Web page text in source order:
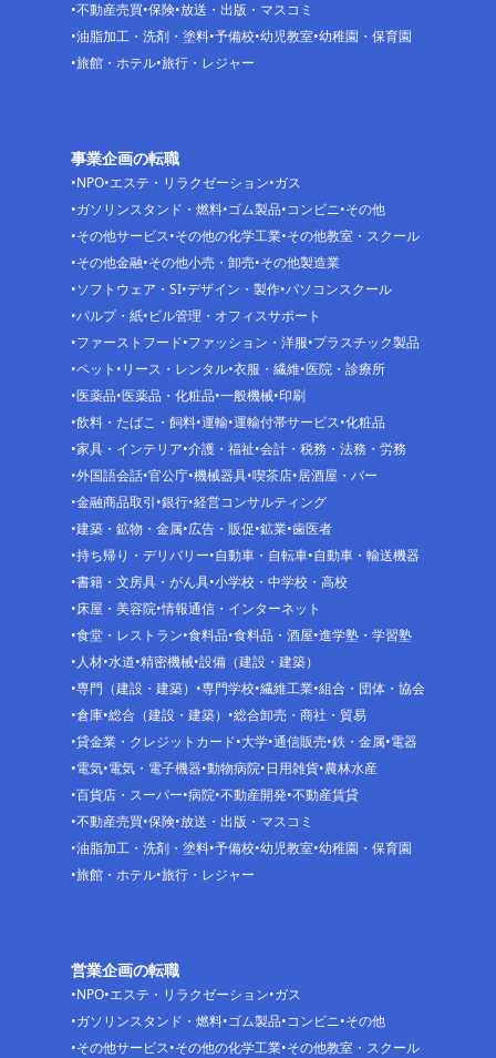
不動産売買 保険 放送・出版・マスコミ
油脂加工・洗剤・塗料 予備校 幼児教室 幼稚園・保育園
旅館・ホテル 旅行・レジャー
事業企画の転職
NPO エステ・リラクゼーション ガス
ガソリンスタンド・燃料 ゴム製品 コンビニ その他
その他サービス その他の化学工業 その他教室・スクール
その他金融 その他小売・卸売 その他製造業
ソフトウェア・SI デザイン・製作 パソコンスクール
パルプ・紙 ビル管理・オフィスサポート
ファーストフード ファッション・洋服 プラスチック製品
ペット リース・レンタル 衣服・繊維 医院・診療所
医薬品 医薬品・化粧品 一般機械 印刷
飲料・たばこ・飼料 運輸 運輸付帯サービス 化粧品
家具・インテリア 介護・福祉 会計・税務・法務・労務
外国語会話 官公庁 機械器具 喫茶店 居酒屋・バー
金融商品取引 銀行 経営コンサルティング
建築・鉱物・金属 広告・販促 鉱業 歯医者
持ち帰り・デリバリー 自動車・自転車 自動車・輸送機器
書籍・文房具・がん具 小学校・中学校・高校
床屋・美容院 情報通信・インターネット
食堂・レストラン 食料品 食料品・酒屋 進学塾・学習塾
人材 水道 精密機械 設備（建設・建築）
専門（建設・建築）
専門学校 繊維工業 組合・団体・協会
倉庫 総合（建設・建築）
総合卸売・商社・貿易
貸金業・クレジットカード 大学 通信販売 鉄・金属 電器
電気 電気・電子機器 動物病院 日用雑貨 農林水産
百貨店・スーパー 病院 不動産開発 不動産賃貸
不動産売買 保険 放送・出版・マスコミ
油脂加工・洗剤・塗料 予備校 幼児教室 幼稚園・保育園
旅館・ホテル 旅行・レジャー
営業企画の転職
NPO エステ・リラクゼーション ガス
ガソリンスタンド・燃料 ゴム製品 コンビニ その他
その他サービス その他の化学工業 その他教室・スクール